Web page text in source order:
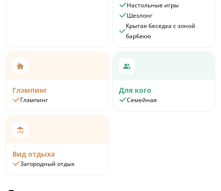
Настольные игры
Шезлонг
Крытая беседка с зоной
барбекю
Глэмпинг
Глэмпинг
Для кого
Семейная
Вид отдыха
Загородный отдых